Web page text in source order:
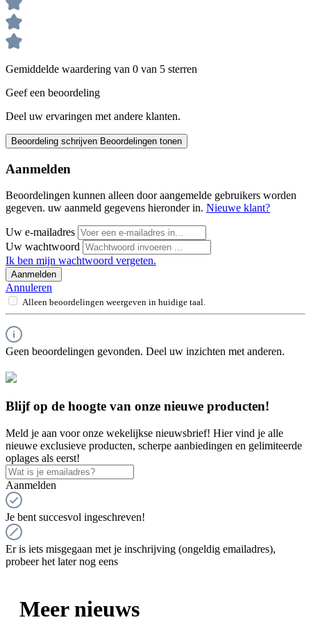
Gemiddelde waardering van 0 van 5 sterren
Geef een beoordeling
Deel uw ervaringen met andere klanten.
Beoordeling schrijven Beoordelingen tonen
Aanmelden
Beoordelingen kunnen alleen door aangemelde gebruikers worden
gegeven. uw aanmeld gegevens hieronder in. Nieuwe klant?
Uw e-mailadres
Uw wachtwoord
Ik ben mijn wachtwoord vergeten.
Aanmelden
Annuleren
Alleen beoordelingen weergeven in huidige taal.
Geen beoordelingen gevonden. Deel uw inzichten met anderen.
Blijf op de hoogte van onze nieuwe producten!
Meld je aan voor onze wekelijkse nieuwsbrief! Hier vind je alle
nieuwe exclusieve producten, scherpe aanbiedingen en gelimiteerde
oplages als eerst!
Aanmelden
Je bent succesvol ingeschreven!
Er is iets misgegaan met je inschrijving (ongeldig emailadres),
probeer het later nog eens
Meer nieuws